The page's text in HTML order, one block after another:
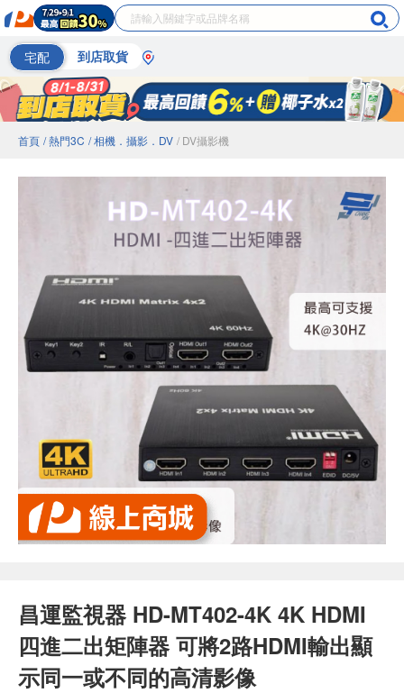
宅配 到店取貨
首頁 / 熱門3C / 相機．攝影．DV / DV攝影機
昌運監視器 HD-MT402-4K 4K HDMI
四進二出矩陣器 可將2路HDMI輸出顯
示同一或不同的高清影像